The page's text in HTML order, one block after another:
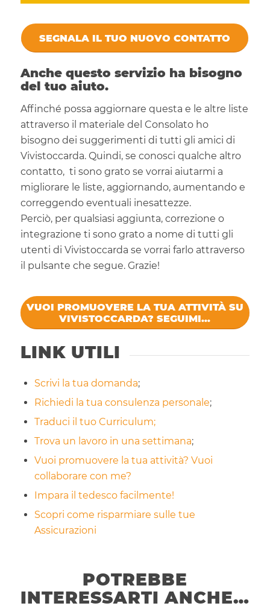
SEGNALA IL TUO NUOVO CONTATTO
Anche questo servizio ha bisogno
del tuo aiuto.
Affinché possa aggiornare questa e le altre liste
attraverso il materiale del Consolato ho
bisogno dei suggerimenti di tutti gli amici di
Vivistoccarda. Quindi, se conosci qualche altro
contatto, ti sono grato se vorrai aiutarmi a
migliorare le liste, aggiornando, aumentando e
correggendo eventuali inesattezze.
Perciò, per qualsiasi aggiunta, correzione o
integrazione ti sono grato a nome di tutti gli
utenti di Vivistoccarda se vorrai farlo attraverso
il pulsante che segue. Grazie!
VUOI PROMUOVERE LA TUA ATTIVITÀ SU
VIVISTOCCARDA? SEGUIMI...
LINK UTILI
Scrivi la tua domanda;
Richiedi la tua consulenza personale;
Traduci il tuo Curriculum;
Trova un lavoro in una settimana;
Vuoi promuovere la tua attività? Vuoi
collaborare con me?
Impara il tedesco facilmente!
Scopri come risparmiare sulle tue
Assicurazioni
POTREBBE
INTERESSARTI ANCHE…